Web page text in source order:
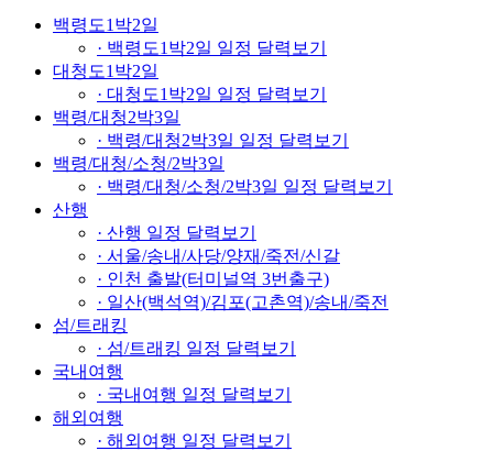
백령도1박2일
· 백령도1박2일 일정 달력보기
대청도1박2일
· 대청도1박2일 일정 달력보기
백령/대청2박3일
· 백령/대청2박3일 일정 달력보기
백령/대청/소청/2박3일
· 백령/대청/소청/2박3일 일정 달력보기
산행
· 산행 일정 달력보기
· 서울/송내/사당/양재/죽전/신갈
· 인천 출발(터미널역 3번출구)
· 일산(백석역)/김포(고촌역)/송내/죽전
섬/트래킹
· 섬/트래킹 일정 달력보기
국내여행
· 국내여행 일정 달력보기
해외여행
· 해외여행 일정 달력보기